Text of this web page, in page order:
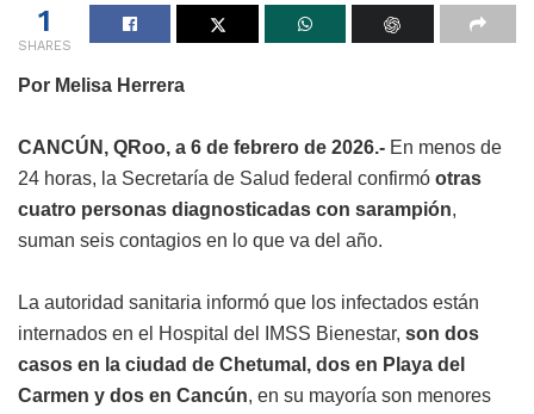
1
SHARES
Por Melisa Herrera
CANCÚN, QRoo, a 6 de febrero de 2026.- En menos de
24 horas, la Secretaría de Salud federal confirmó otras
cuatro personas diagnosticadas con sarampión,
suman seis contagios en lo que va del año.
La autoridad sanitaria informó que los infectados están
internados en el Hospital del IMSS Bienestar, son dos
casos en la ciudad de Chetumal, dos en Playa del
Carmen y dos en Cancún, en su mayoría son menores